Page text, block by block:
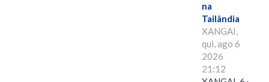
na
Tailândia
XANGAI,
qui, ago 6
2026
21:12